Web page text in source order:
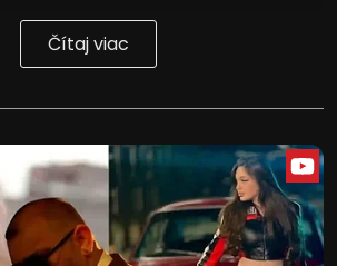
Čítaj viac